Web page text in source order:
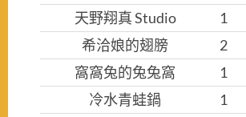
天野翔真 Studio
1
希洽娘的翅膀
2
窩窩兔的兔兔窩
1
冷水青蛙鍋
1